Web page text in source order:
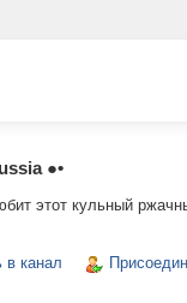
●•
этот кульный
в канал